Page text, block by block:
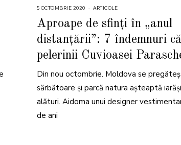
5 OCTOMBRIE 2020 ARTICOLE
Aproape de sfinți în „anul
distanțării”: 7 îndemnuri
pelerinii Cuvioasei
Din nou octombrie. Moldova se
sărbătoare și parcă natura așteaptă
alături. Aidoma unui designer
de ani